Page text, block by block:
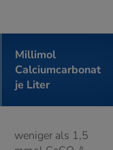
Millimol
Calciumcarbonat
je Liter
weniger als 1,5